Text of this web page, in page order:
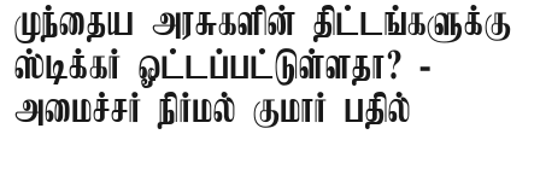
முந்தைய அரசுகளின் திட்டங்களுக்கு
ஸ்டிக்கர் ஓட்டப்பட்டுள்ளதா? -
அமைச்சர் நிர்மல் குமார் பதில்